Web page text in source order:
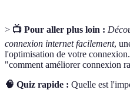
> 📺 Pour aller plus loin :
connexion internet facilement,
l'optimisation de votre
"comment améliorer connexion
🧠 Quiz rapide : Quelle est